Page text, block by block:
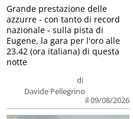
di
Davide Pellegrino
il 09/08/2026
Grande prestazione delle
azzurre - con tanto di record
nazionale - sulla pista di
Eugene, la gara per l'oro alle
23.42 (ora italiana) di questa
notte